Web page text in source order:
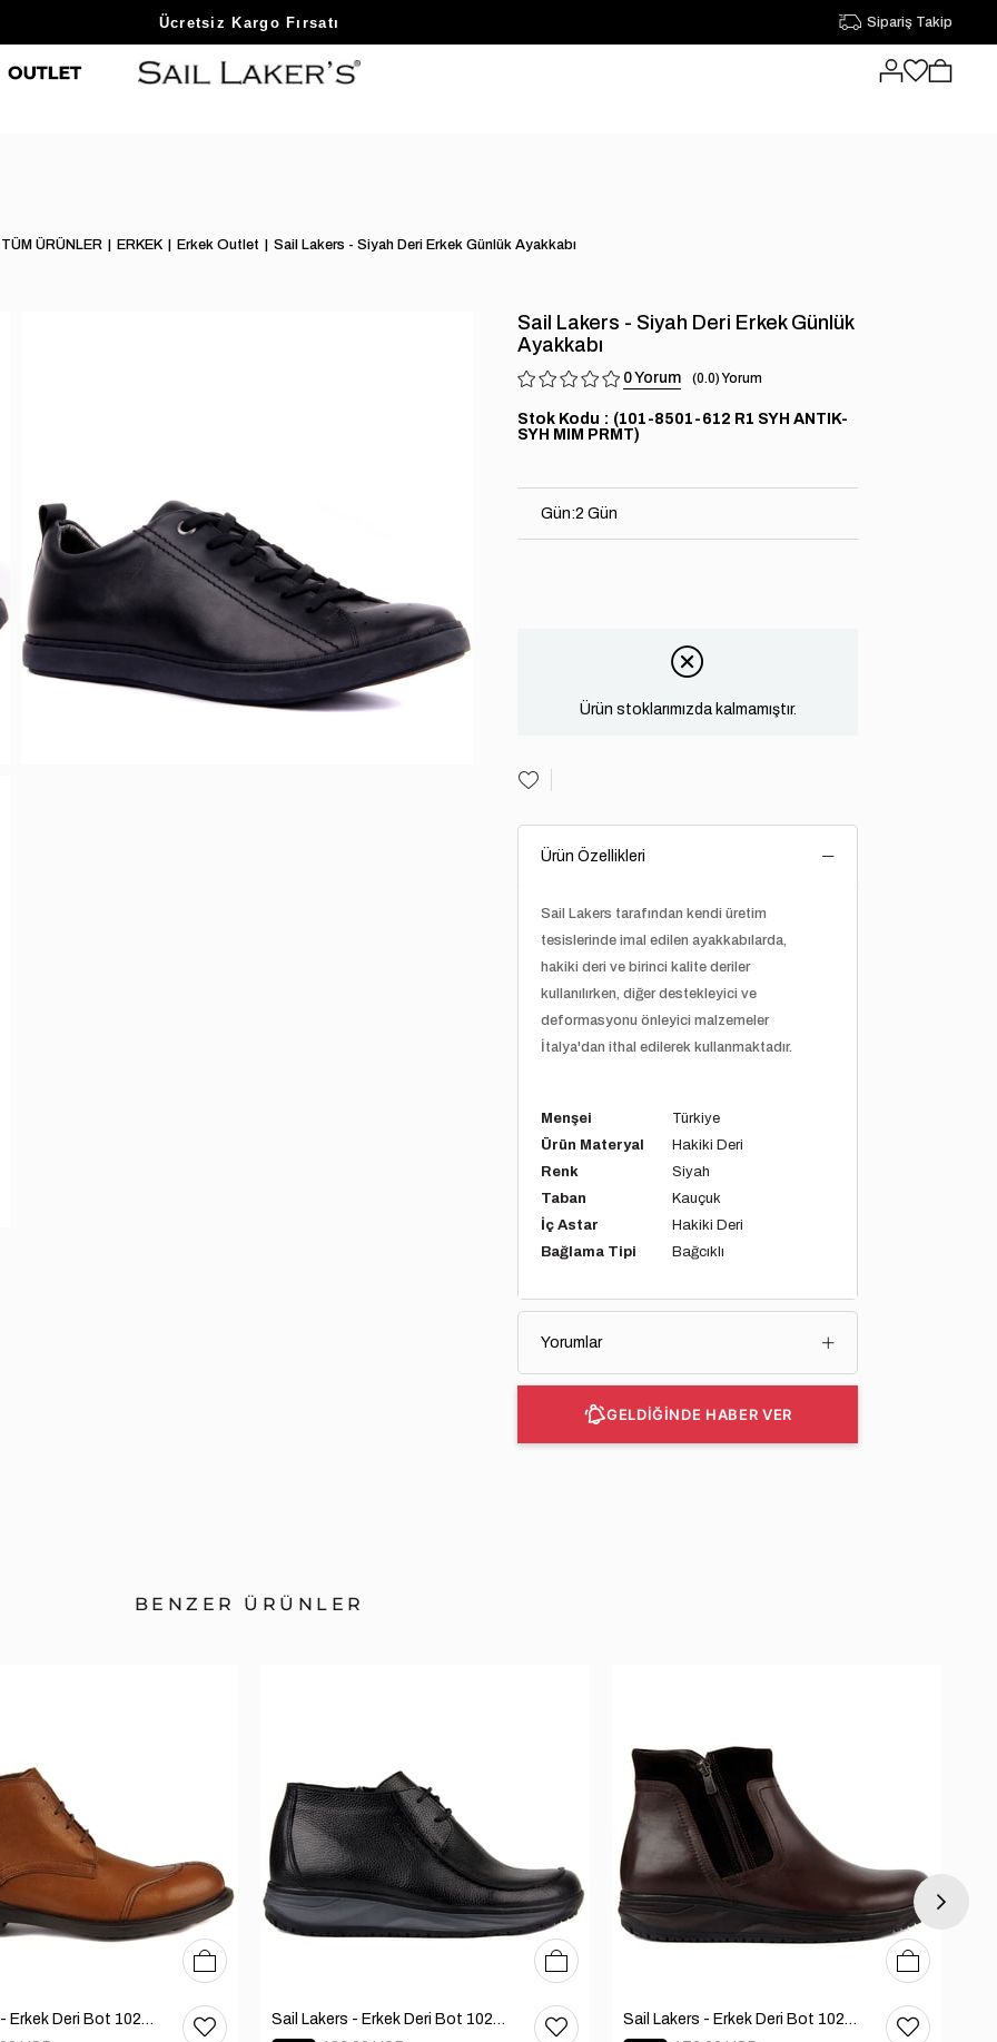
Sezon Sonu Fırsatlarını Keşfet
Ücretsiz Kargo Fırsatı Sipariş Takip
TÜM ÜRÜNLER ERKEK Erkek Outlet Sail Lakers - Siyah Deri Erkek Günlük Ayakkabı
Sail Lakers - Siyah Deri Erkek Günlük
Ayakkabı
0 0.0
Stok Kodu
(101-8501-612 R1 SYH ANTIK-
SYH MIM PRMT)
Gün:2 Gün
Ürün stoklarımızda kalmamıştır.
Ürün Özellikleri
Sail Lakers tarafından kendi üretim
tesislerinde imal edilen ayakkabılarda,
hakiki deri ve birinci kalite deriler
kullanılırken, diğer destekleyici ve
deformasyonu önleyici malzemeler
İtalya'dan ithal edilerek kullanmaktadır.
Menşei
Türkiye
Ürün Materyal
Hakiki Deri
Renk
Siyah
Taban
Kauçuk
İç Astar
Hakiki Deri
Bağlama Tipi
Bağcıklı
Yorumlar
GELDİĞİNDE HABER VER
BENZER ÜRÜNLER
Sail Lakers - Erkek Deri Bot 102-1599-1458
40 41
Sail Lakers - Erkek Deri Bot 102-3168-65390
40 414243
Sail Lakers - Erkek Deri Bot 102-2868-65390
40 414243